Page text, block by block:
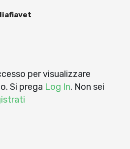
per visualizzare
Si prega Log In. Non sei